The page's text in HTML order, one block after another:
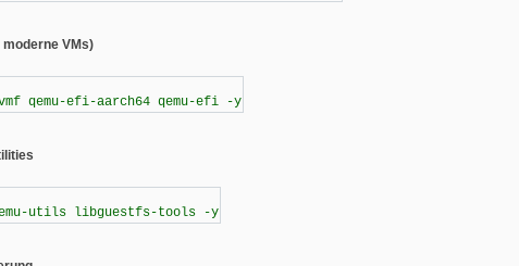
moderne VMs)
qemu-efi-aarch64 qemu-efi -y
utils libguestfs-tools -y